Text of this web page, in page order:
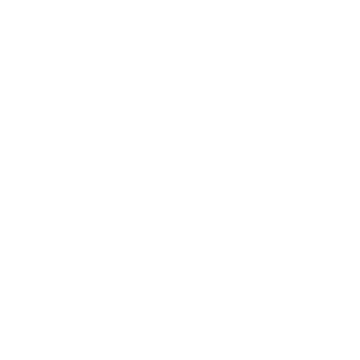
unserer
diese Informationen
Nutzung der
wie zum
Diese Cookies
ändern, wie die
der Sie sich befinden.